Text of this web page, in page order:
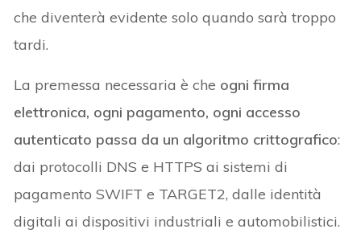
che diventerà evidente solo quando sarà troppo
tardi.
La premessa necessaria è che ogni firma
elettronica, ogni pagamento, ogni accesso
autenticato passa da un algoritmo crittografico:
dai protocolli DNS e HTTPS ai sistemi di
pagamento SWIFT e TARGET2, dalle identità
digitali ai dispositivi industriali e automobilistici.